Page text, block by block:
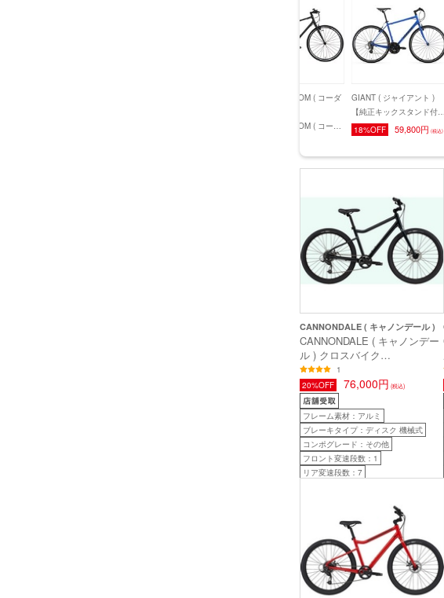
KHODAABLOOM ( コーダ
KHODAABLOOM ( コーダ
RAIL ST ( レイル エスティ
ー ) マットブラック 440
GIANT ( ジャイアント )
【純正キックスタンド付き
価格】 GIANT ( ジャイアン
ESCAPE R 3 ( エスケー
R 3 ) マットメタリックブ
170cm前後 )
18%OFF 59,800円 (税込)
CANNONDALE ( キャノンデール )
CANNONDALE ( キャノンデー
ル ) クロスバイク
TREADWELL 3 ( トレッドウェ
ル 3 ) ガンメタルグリーン MD
( 適正身長160-180cm前後 )
1
20%OFF
76,000円 (税込)
フレーム素材：アルミ
ブレーキタイプ：ディスク 機械式
コンポグレード：その他
フロント変速段数：1
リア変速段数：7